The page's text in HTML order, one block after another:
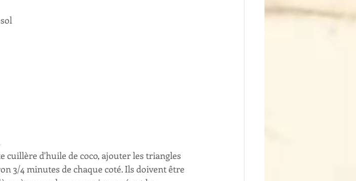
cuillère d'huile de coco, ajouter les triangles
3/4 minutes de chaque coté. Ils doivent être